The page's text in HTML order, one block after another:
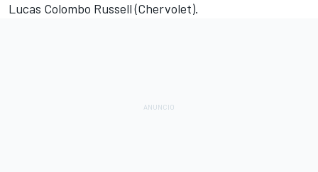
Lucas Colombo Russell (Chervolet).